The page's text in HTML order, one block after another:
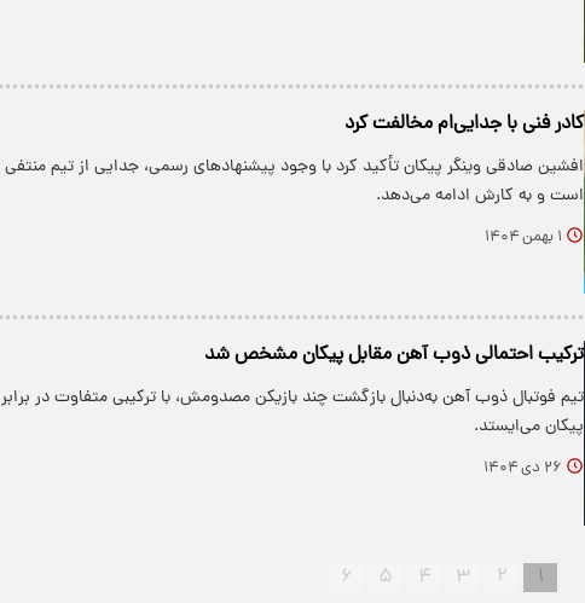
کادر فنی با جدایی‌ام مخالفت کرد
افشین صادقی وینگر پیکان تأکید کرد با وجود پیشنهادهای رسمی، جدایی از تیم منتفی
است و به کارش ادامه می‌دهد.
۱ بهمن ۱۴۰۴
ترکیب احتمالی ذوب‌ آهن مقابل پیکان مشخص شد
تیم فوتبال ذوب‌ آهن به‌دنبال بازگشت چند بازیکن مصدومش، با ترکیبی متفاوت در برابر
پیکان می‌ایستد.
۲۶ دی ۱۴۰۴
۱ ۲ ۳ ۴ ۵ ۶